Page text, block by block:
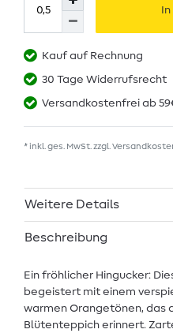
Kauf auf Rechnung
30 Tage Widerrufsrecht
Versandkostenfrei ab
* inkl. ges. MwSt. zzgl.
Weitere Details
Beschreibung
Ein fröhlicher Hingucker:
begeistert mit einem
warmen Orangetönen, das
Blütenteppich erinnert.